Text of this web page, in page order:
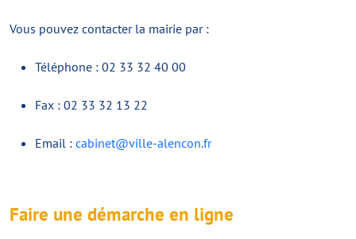
Vous pouvez contacter la mairie par :
Téléphone : 02 33 32 40 00
Fax : 02 33 32 13 22
Email : cabinet@ville-alencon.fr
Faire une démarche en ligne